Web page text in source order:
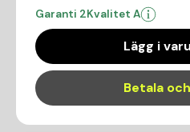
Garanti 2Kvalitet A
Lägg i
Betala